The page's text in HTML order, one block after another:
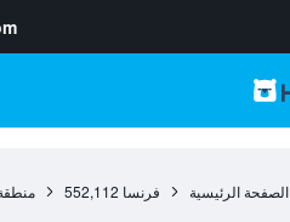
الصفحة الرئيسية فرنسا 552,112